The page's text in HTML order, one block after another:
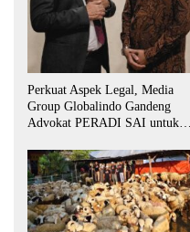
Perkuat Aspek Legal, Media
Group Globalindo Gandeng
Advokat PERADI SAI untuk